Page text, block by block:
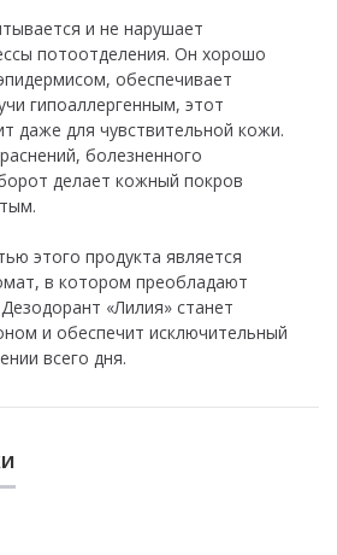
и не нарушает
потоотделения. Он хорошо
обеспечивает
гипоаллергенным, этот
даже для чувствительной кожи.
болезненного
делает кожный покров
этого продукта является
в котором преобладают
«Лилия» станет
и обеспечит исключительный
всего дня.